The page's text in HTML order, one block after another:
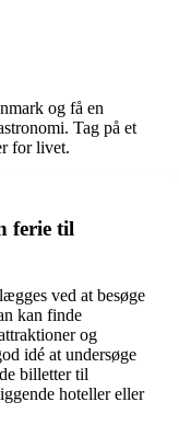
og få en
Tag på et
for livet.
ferie til
ved at besøge
kan finde
og
idé at undersøge
billetter til
hoteller eller